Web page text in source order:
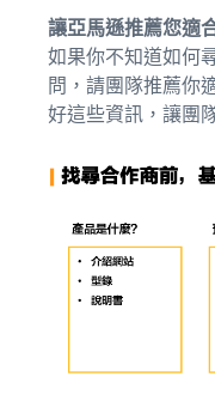
讓亞馬遜推薦您適
如果你不知道如何
問，請團隊推薦你
好這些資訊，讓團